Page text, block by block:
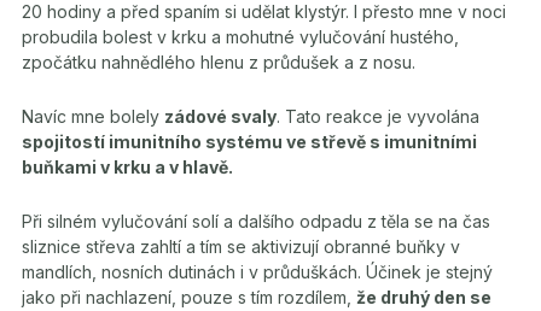
20 hodiny a před spaním si udělat klystýr. I přesto mne v noci
probudila bolest v krku a mohutné vylučování hustého,
zpočátku nahnědlého hlenu z průdušek a z nosu.
Navíc mne bolely zádové svaly. Tato reakce je vyvolána
spojitostí imunitního systému ve střevě s imunitními
buňkami v krku a v hlavě.
Při silném vylučování solí a dalšího odpadu z těla se na čas
sliznice střeva zahltí a tím se aktivizují obranné buňky v
mandlích, nosních dutinách i v průduškách. Účinek je stejný
jako při nachlazení, pouze s tím rozdílem, že druhý den se